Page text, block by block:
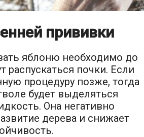
прививки
яблоню необходимо до
распускаться почки. Если
процедуру позже, тогда
будет выделяться
Она негативно
дерева и снижает